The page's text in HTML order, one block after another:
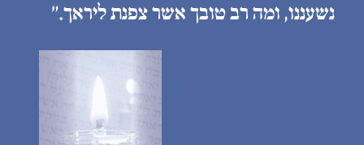
נשעננו, ומה רב טובך אשר צפנת ליראך.״